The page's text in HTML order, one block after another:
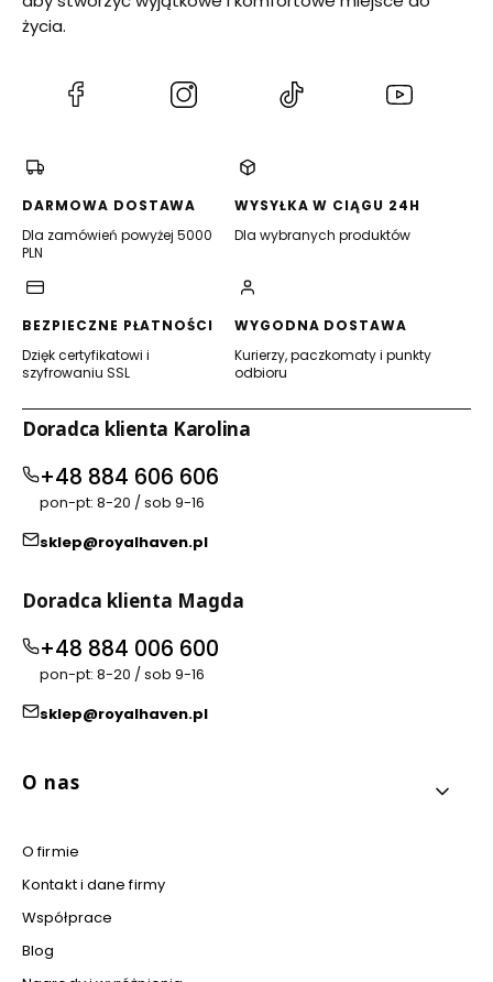
życia.
(Otwiera
nowej
(Otwiera
(Otwiera
DARMOWA DOSTAWA
Dla zamówień powyżej 5000
PLN
WYSYŁKA W CIĄGU 24H
Dla wybranych produktów
BEZPIECZNE PŁATNOŚCI
Dzięk certyfikatowi i
szyfrowaniu SSL
WYGODNA DOSTAWA
Kurierzy, paczkomaty i punkty
odbioru
Doradca klienta Karolina
+48 884 606 606
pon-pt: 8-20 / sob 9-16
sklep@royalhaven.pl
Doradca klienta Magda
+48 884 006 600
pon-pt: 8-20 / sob 9-16
sklep@royalhaven.pl
Linki w stopce
O nas
O firmie
Kontakt i dane firmy
Współprace
Blog